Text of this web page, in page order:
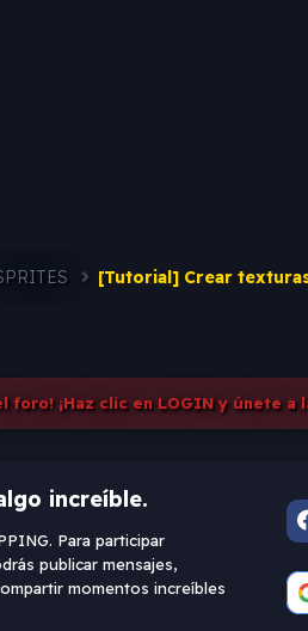
[Tutorial] Crear
¡Haz clic en LOGIN y únete a
increíble.
Para participar
publicar mensajes,
momentos increíbles